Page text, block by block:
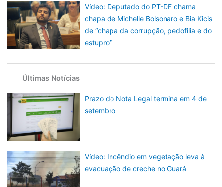
Vídeo: Deputado do PT-DF chama
chapa de Michelle Bolsonaro e Bia Kicis
de “chapa da corrupção, pedofilia e do
estupro”
Últimas Notícias
Prazo do Nota Legal termina em 4 de
setembro
Vídeo: Incêndio em vegetação leva à
evacuação de creche no Guará